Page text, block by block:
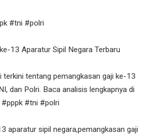
#tni #polri
13 Aparatur Sipil Negara Terbaru
terkini tentang pemangkasan gaji ke-13
dan Polri. Baca analisis lengkapnya di
#tni #polri
aparatur sipil negara,pemangkasan gaji